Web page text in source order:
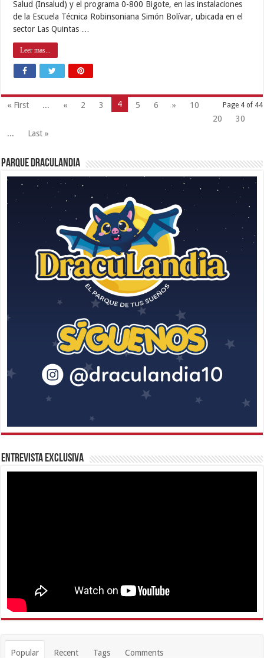
Salud (Insalud) y el programa 0-800 Bigote, en las instalaciones
de la Escuela Técnica Robinsoniana Simón Bolívar, ubicada en el
sector Las Quintas …
Leer mas...
Page 4 of 44
« First ... « 2 3 4 5 6 »
10
20
30
...
Last »
Parque Draculandia
Entrevista Exclusiva
Popular Recent Tags Comments